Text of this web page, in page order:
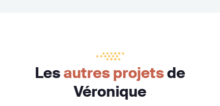
Lesautres projetsde
Véronique